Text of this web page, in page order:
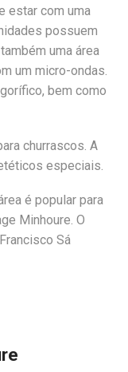
estar com uma
possuem
uma área
um micro-ondas.
bem como
churrascos. A
especiais.
é popular para
Minhoure. O
Sá